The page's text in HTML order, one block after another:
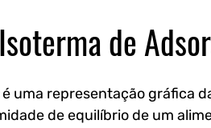
de
uma representação gráfica
de equilíbrio de um